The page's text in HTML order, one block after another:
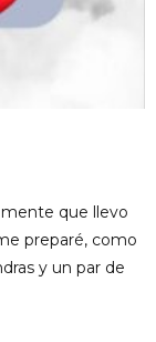
que llevo
preparé, como
y un par de